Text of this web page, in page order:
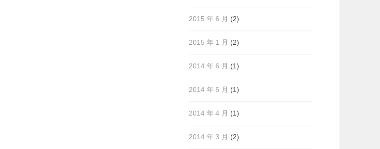
2015 年 6 月 (2)
2015 年 1 月 (2)
2014 年 6 月 (1)
2014 年 5 月 (1)
2014 年 4 月 (1)
2014 年 3 月 (2)